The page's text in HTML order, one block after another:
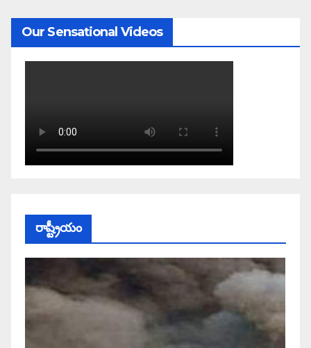
Our Sensational Videos
రాష్ట్రీయం